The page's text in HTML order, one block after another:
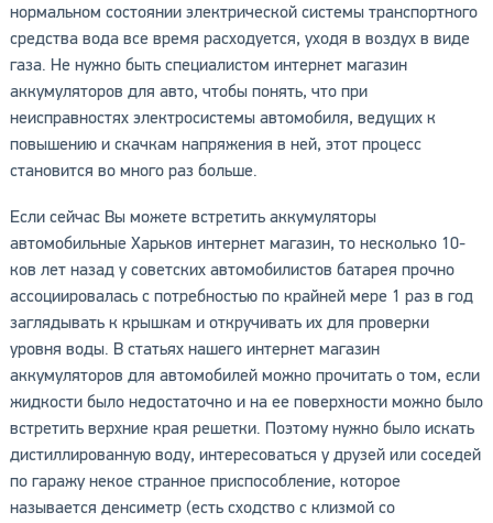
нормальном состоянии электрической системы транспортного
средства вода все время расходуется, уходя в воздух в виде
газа. Не нужно быть специалистом интернет магазин
аккумуляторов для авто, чтобы понять, что при
неисправностях электросистемы автомобиля, ведущих к
повышению и скачкам напряжения в ней, этот процесс
становится во много раз больше.
Если сейчас Вы можете встретить аккумуляторы
автомобильные Харьков интернет магазин, то несколько 10-
ков лет назад у советских автомобилистов батарея прочно
ассоциировалась с потребностью по крайней мере 1 раз в год
заглядывать к крышкам и откручивать их для проверки
уровня воды. В статьях нашего интернет магазин
аккумуляторов для автомобилей можно прочитать о том, если
жидкости было недостаточно и на ее поверхности можно было
встретить верхние края решетки. Поэтому нужно было искать
дистиллированную воду, интересоваться у друзей или соседей
по гаражу некое странное приспособление, которое
называется денсиметр (есть сходство с клизмой со